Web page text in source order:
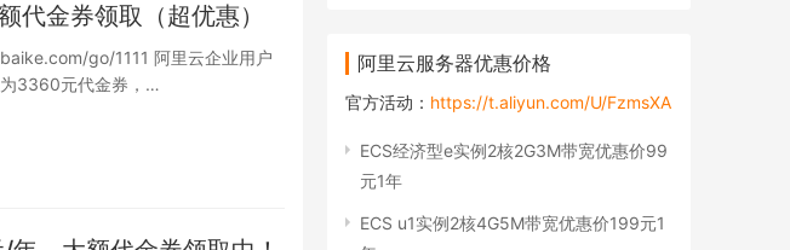
代金券领取（超优惠）
go/1111 阿里云企业用户
3360元代金券，…
阿里云服务器优惠价格
官方活动： https://t.aliyun.com/U/FzmsXA
ECS经济型e实例2核2G3M带宽优惠价99
元1年
ECS u1实例2核4G5M带宽优惠价199元1